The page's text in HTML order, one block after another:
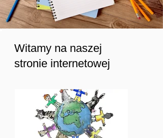
Witamy na naszej
stronie internetowej